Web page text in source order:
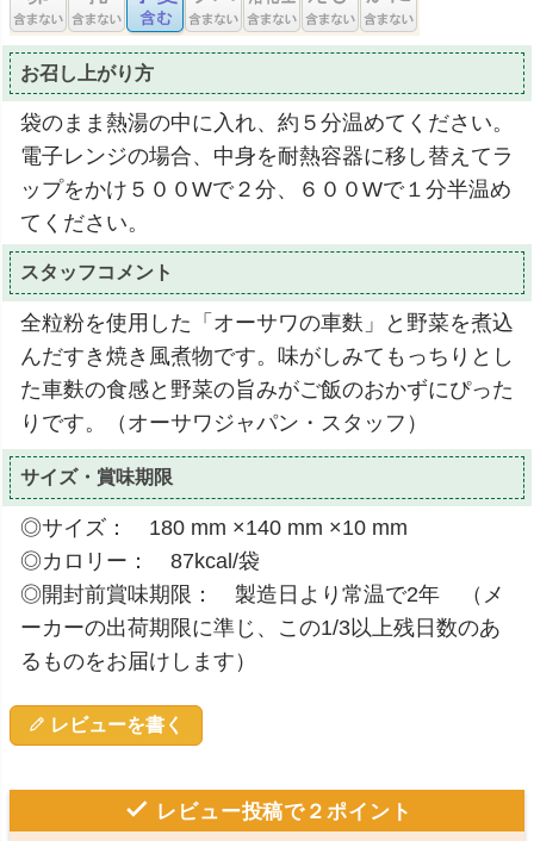
お召し上がり方
袋のまま熱湯の中に入れ、約５分温めてください。
電子レンジの場合、中身を耐熱容器に移し替えてラ
ップをかけ５００Wで２分、６００Wで１分半温め
てください。
スタッフコメント
全粒粉を使用した「オーサワの車麩」と野菜を煮込
んだすき焼き風煮物です。味がしみてもっちりとし
た車麩の食感と野菜の旨みがご飯のおかずにぴった
りです。（オーサワジャパン・スタッフ）
サイズ・賞味期限
◎サイズ： 180 mm ×140 mm ×10 mm
◎カロリー： 87kcal/袋
◎開封前賞味期限： 製造日より常温で2年 （メ
ーカーの出荷期限に準じ、この1/3以上残日数のあ
るものをお届けします）
レビューを書く
レビュー投稿で２ポイント